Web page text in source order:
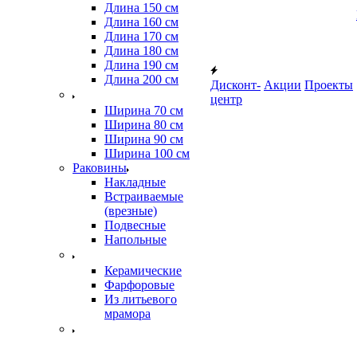
Длина 150 см
Длина 160 см
Длина 170 см
Длина 180 см
Длина 190 см
Длина 200 см
Ширина 70 см
Ширина 80 см
Ширина 90 см
Ширина 100 см
Раковины
Накладные
Встраиваемые
(врезные)
Подвесные
Напольные
Керамические
Фарфоровые
Из литьевого
мрамора
Дисконт-
центр
Акции Проекты